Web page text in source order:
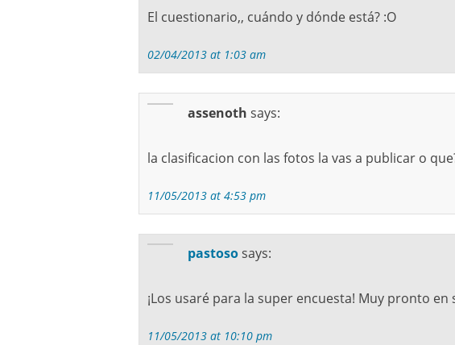
El cuestionario,, cuándo y dónde está? :O
02/04/2013 at 1:03 am
assenoth says:
la clasificacion con las fotos la vas a publicar o
11/05/2013 at 4:53 pm
pastoso says:
¡Los usaré para la super encuesta! Muy pronto
11/05/2013 at 10:10 pm